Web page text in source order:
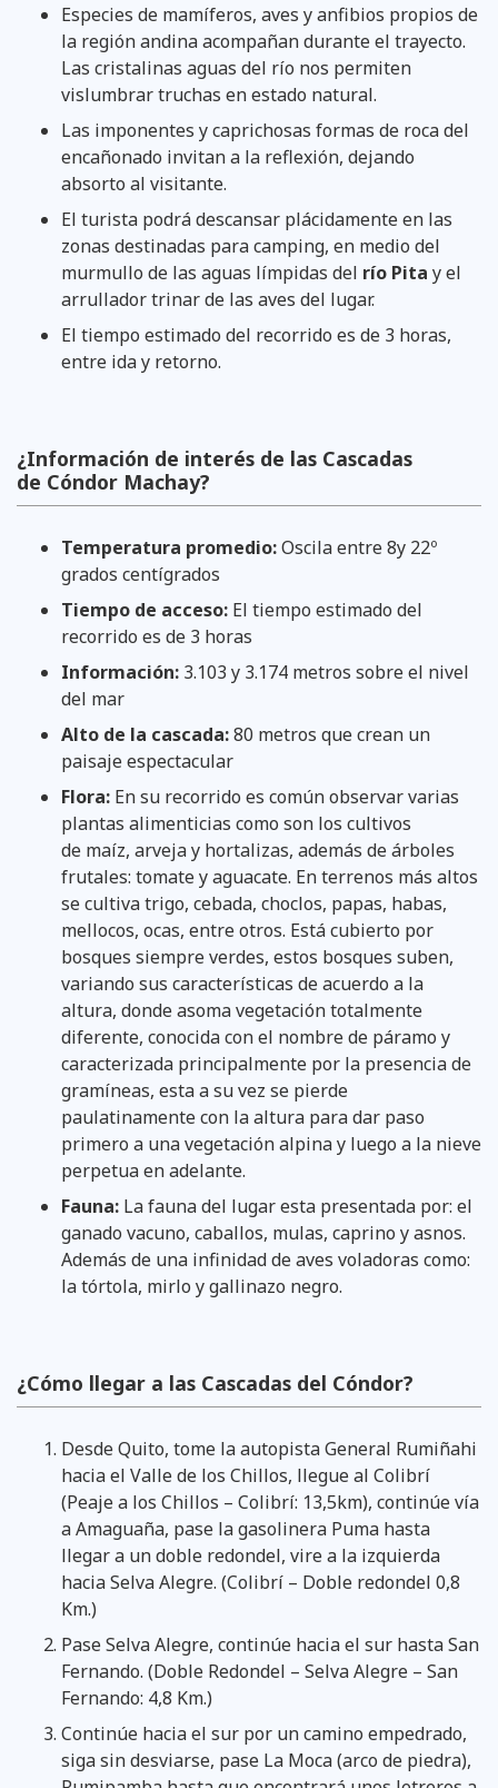
Especies de mamíferos, aves y anfibios propios de
la región andina acompañan durante el trayecto.
Las cristalinas aguas del río nos permiten
vislumbrar truchas en estado natural.
Las imponentes y caprichosas formas de roca del
encañonado invitan a la reflexión, dejando
absorto al visitante.
El turista podrá descansar plácidamente en las
zonas destinadas para camping, en medio del
murmullo de las aguas límpidas del río Pita y el
arrullador trinar de las aves del lugar.
El tiempo estimado del recorrido es de 3 horas,
entre ida y retorno.
¿Información de interés de las Cascadas
de Cóndor Machay?
Temperatura promedio:Oscila entre 8y 22º
grados centígrados
Tiempo de acceso: El tiempo estimado del
recorrido es de 3 horas
Información: 3.103 y 3.174 metros sobre el nivel
del mar
Alto de la cascada:80 metros que crean un
paisaje espectacular
Flora: En su recorrido es común observar varias
plantas alimenticias como son los cultivos
de maíz, arveja y hortalizas, además de árboles
frutales: tomate y aguacate. En terrenos más altos
se cultiva trigo, cebada, choclos, papas, habas,
mellocos, ocas, entre otros. Está cubierto por
bosques siempre verdes, estos bosques suben,
variando sus características de acuerdo a la
altura, donde asoma vegetación totalmente
diferente, conocida con el nombre de páramo y
caracterizada principalmente por la presencia de
gramíneas, esta a su vez se pierde
paulatinamente con la altura para dar paso
primero a una vegetación alpina y luego a la nieve
perpetua en adelante.
Fauna: La fauna del lugar esta presentada por: el
ganado vacuno, caballos, mulas, caprino y asnos.
Además de una infinidad de aves voladoras como:
la tórtola, mirlo y gallinazo negro.
¿Cómo llegar a las Cascadas del Cóndor?
Desde Quito, tome la autopista General Rumiñahi
hacia el Valle de los Chillos, llegue al Colibrí
(Peaje a los Chillos – Colibrí: 13,5km), continúe vía
a Amaguaña, pase la gasolinera Puma hasta
llegar a un doble redondel, vire a la izquierda
hacia Selva Alegre. (Colibrí – Doble redondel 0,8
Km.)
Pase Selva Alegre, continúe hacia el sur hasta San
Fernando. (Doble Redondel – Selva Alegre – San
Fernando: 4,8 Km.)
Continúe hacia el sur por un camino empedrado,
siga sin desviarse, pase La Moca (arco de piedra),